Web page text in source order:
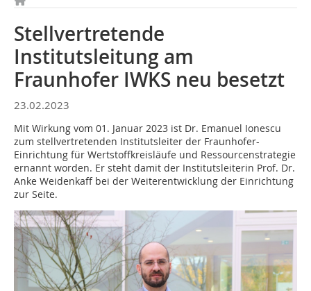
Stellvertretende
Institutsleitung am
Fraunhofer IWKS neu besetzt
23.02.2023
Mit Wirkung vom 01. Januar 2023 ist Dr. Emanuel Ionescu
zum stellvertretenden Institutsleiter der Fraunhofer-
Einrichtung für Wertstoffkreisläufe und Ressourcenstrategie
ernannt worden. Er steht damit der Institutsleiterin Prof. Dr.
Anke Weidenkaff bei der Weiterentwicklung der Einrichtung
zur Seite.